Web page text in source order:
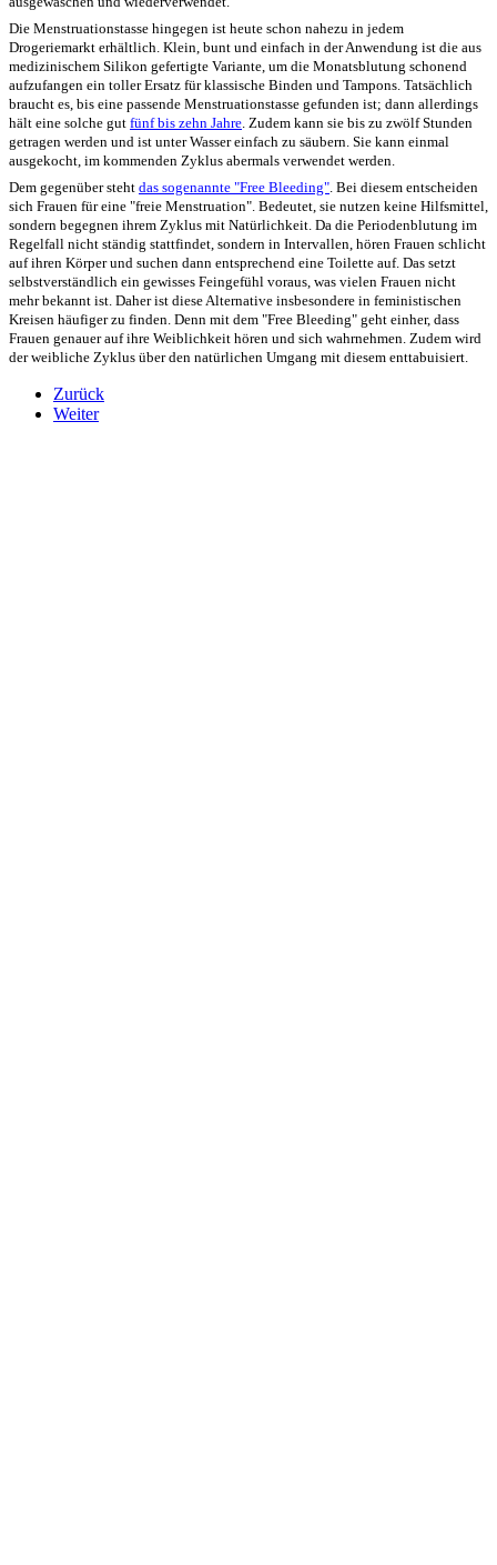
Die Menstruationstasse hingegen ist heute schon nahezu in jedem
Drogeriemarkt erhältlich. Klein, bunt und einfach in der Anwendung ist die aus
medizinischem Silikon gefertigte Variante, um die Monatsblutung schonend
aufzufangen ein toller Ersatz für klassische Binden und Tampons. Tatsächlich
braucht es, bis eine passende Menstruationstasse gefunden ist; dann allerdings
hält eine solche gut fünf bis zehn Jahre. Zudem kann sie bis zu zwölf Stunden
getragen werden und ist unter Wasser einfach zu säubern. Sie kann einmal
ausgekocht, im kommenden Zyklus abermals verwendet werden.
Dem gegenüber steht das sogenannte "Free Bleeding" . Bei diesem entscheiden
sich Frauen für eine "freie Menstruation". Bedeutet, sie nutzen keine Hilfsmittel,
sondern begegnen ihrem Zyklus mit Natürlichkeit. Da die Periodenblutung im
Regelfall nicht ständig stattfindet, sondern in Intervallen, hören Frauen schlicht
auf ihren Körper und suchen dann entsprechend eine Toilette auf. Das setzt
selbstverständlich ein gewisses Feingefühl voraus, was vielen Frauen nicht
mehr bekannt ist. Daher ist diese Alternative insbesondere in feministischen
Kreisen häufiger zu finden. Denn mit dem "Free Bleeding" geht einher, dass
Frauen genauer auf ihre Weiblichkeit hören und sich wahrnehmen. Zudem wird
der weibliche Zyklus über den natürlichen Umgang mit diesem enttabuisiert.
Zurück
Weiter